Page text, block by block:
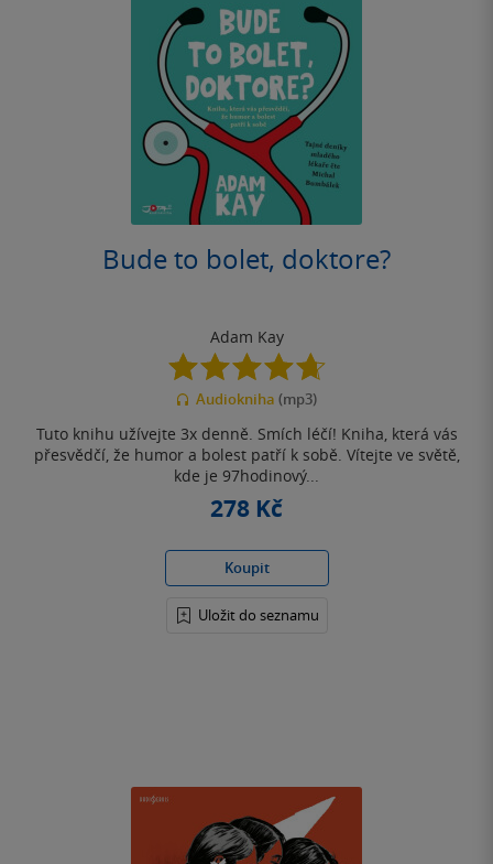
Bude to bolet, doktore?
Adam Kay
4.7
z
5
Audiokniha (mp3)
Tuto knihu užívejte 3x denně. Smích léčí! Kniha, která vás
přesvědčí, že humor a bolest patří k sobě. Vítejte ve světě,
kde je 97hodinový...
278 Kč
Koupit
Uložit do seznamu